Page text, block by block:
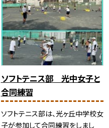
ソフトテニス部 光中女子と
合同練習
ソフトテニス部は、光ヶ丘中学校女
子が参加して合同練習をしまし